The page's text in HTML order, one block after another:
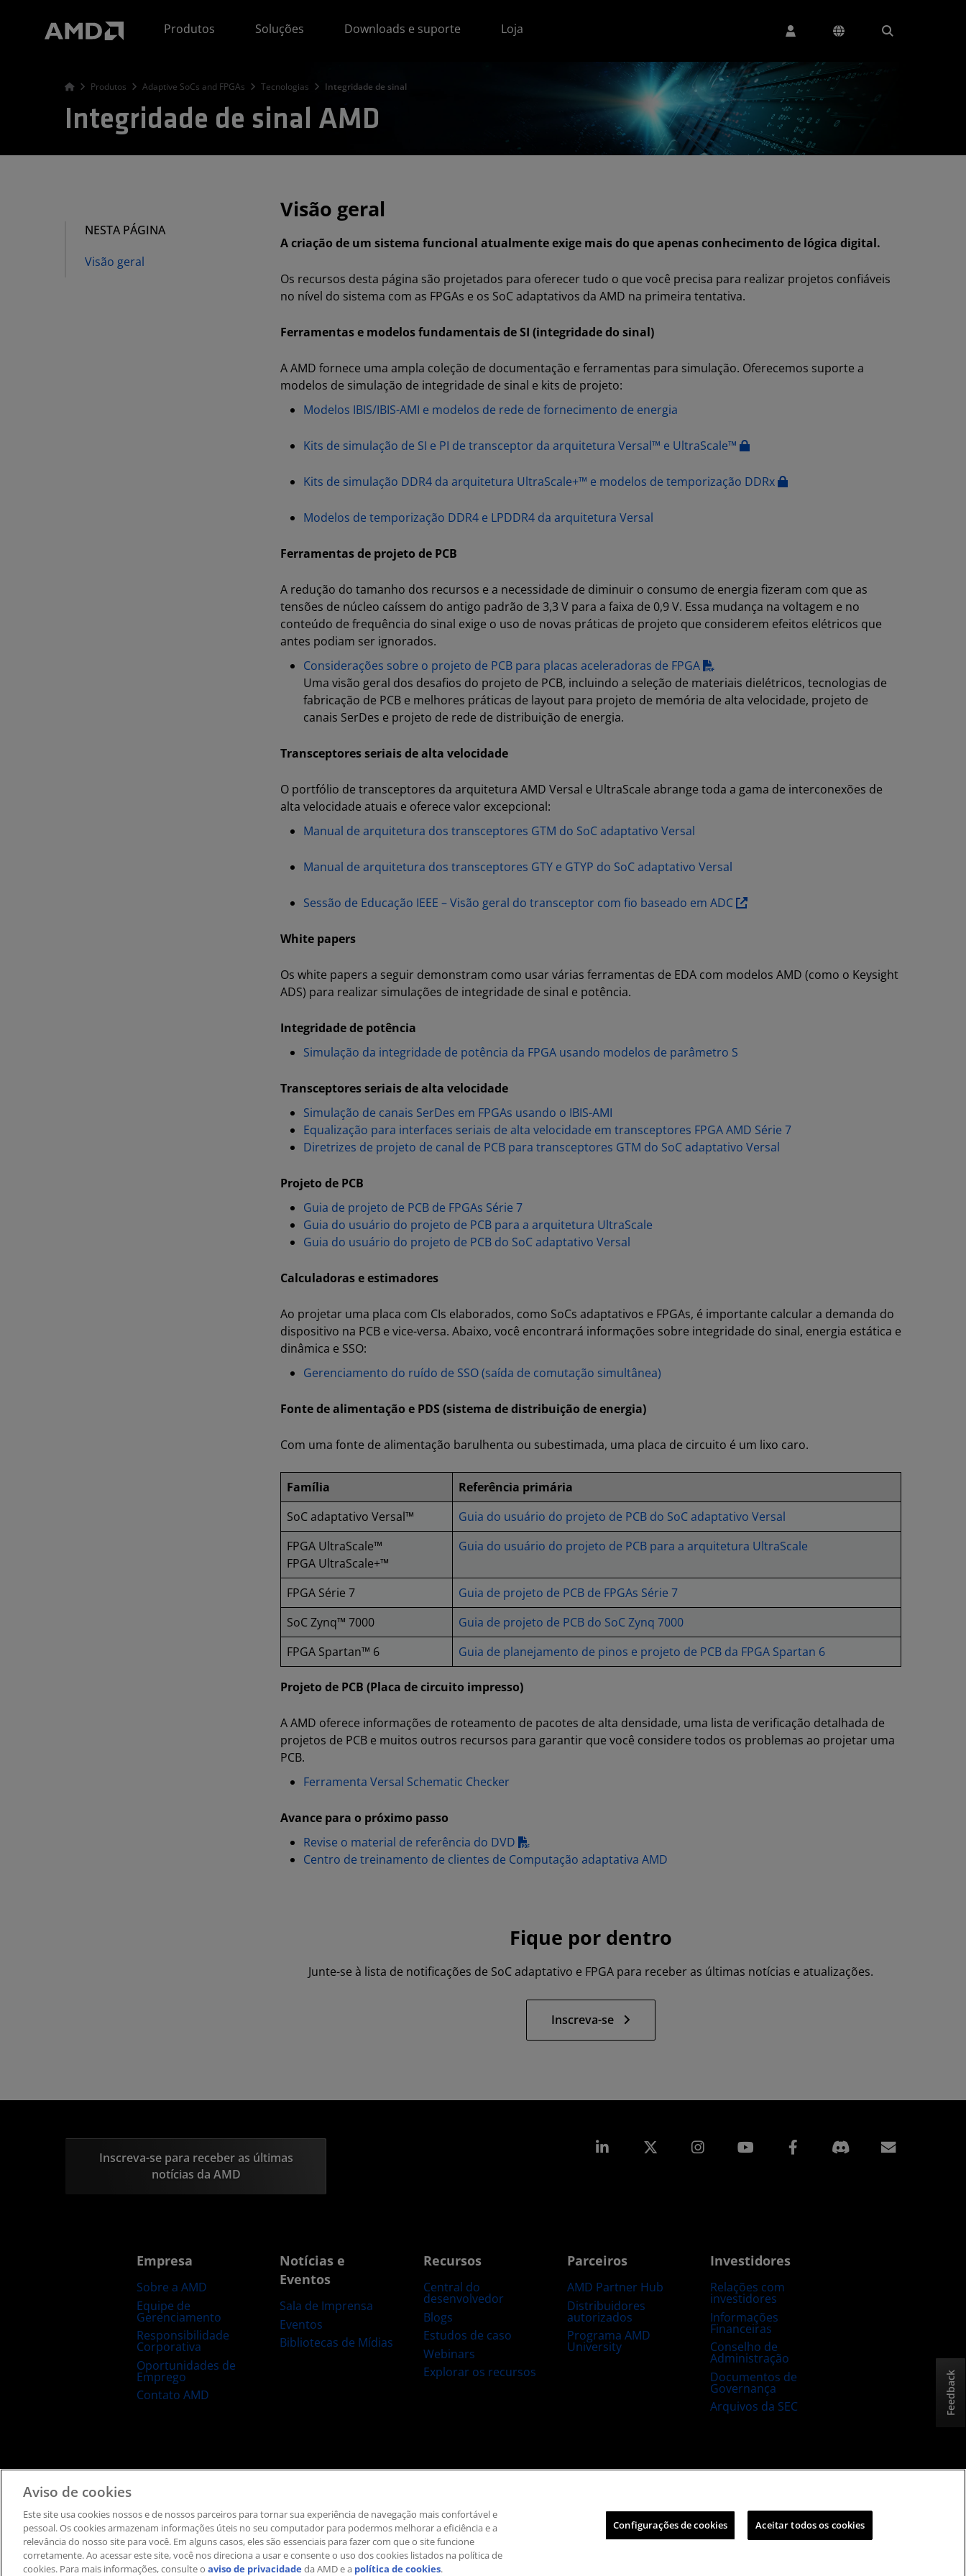
Produtos
Soluções Downloads e suporte Loja
Produtos Adaptive SoCs and FPGAs Tecnologias Integridade de sinal
Integridade de sinal AMD
NESTA PÁGINA
Visão geral
Visão geral
A criação de um sistema funcional atualmente exige mais do que apenas conhecimento de lógica digital.
Os recursos desta página são projetados para oferecer tudo o que você precisa para realizar projetos confiáveis
no nível do sistema com as FPGAs e os SoC adaptativos da AMD na primeira tentativa.
Ferramentas e modelos fundamentais de SI (integridade do sinal)
A AMD fornece uma ampla coleção de documentação e ferramentas para simulação. Oferecemos suporte a
modelos de simulação de integridade de sinal e kits de projeto:
Modelos IBIS/IBIS-AMI e modelos de rede de fornecimento de energia
Kits de simulação de SI e PI de transceptor da arquitetura Versal™ e UltraScale™
Kits de simulação DDR4 da arquitetura UltraScale+™ e modelos de temporização DDRx
Modelos de temporização DDR4 e LPDDR4 da arquitetura Versal
Ferramentas de projeto de PCB
A redução do tamanho dos recursos e a necessidade de diminuir o consumo de energia fizeram com que as
tensões de núcleo caíssem do antigo padrão de 3,3 V para a faixa de 0,9 V. Essa mudança na voltagem e no
conteúdo de frequência do sinal exige o uso de novas práticas de projeto que considerem efeitos elétricos que
antes podiam ser ignorados.
Considerações sobre o projeto de PCB para placas aceleradoras de FPGA
Uma visão geral dos desafios do projeto de PCB, incluindo a seleção de materiais dielétricos, tecnologias de
fabricação de PCB e melhores práticas de layout para projeto de memória de alta velocidade, projeto de
canais SerDes e projeto de rede de distribuição de energia.
Transceptores seriais de alta velocidade
O portfólio de transceptores da arquitetura AMD Versal e UltraScale abrange toda a gama de interconexões de
alta velocidade atuais e oferece valor excepcional:
Manual de arquitetura dos transceptores GTM do SoC adaptativo Versal
Manual de arquitetura dos transceptores GTY e GTYP do SoC adaptativo Versal
Sessão de Educação IEEE – Visão geral do transceptor com fio baseado em ADC
White papers
Os white papers a seguir demonstram como usar várias ferramentas de EDA com modelos AMD (como o Keysight
ADS) para realizar simulações de integridade de sinal e potência.
Integridade de potência
Simulação da integridade de potência da FPGA usando modelos de parâmetro S
Transceptores seriais de alta velocidade
Simulação de canais SerDes em FPGAs usando o IBIS-AMI
Equalização para interfaces seriais de alta velocidade em transceptores FPGA AMD Série 7
Diretrizes de projeto de canal de PCB para transceptores GTM do SoC adaptativo Versal
Projeto de PCB
Guia de projeto de PCB de FPGAs Série 7
Guia do usuário do projeto de PCB para a arquitetura UltraScale
Guia do usuário do projeto de PCB do SoC adaptativo Versal
Calculadoras e estimadores
Ao projetar uma placa com CIs elaborados, como SoCs adaptativos e FPGAs, é importante calcular a demanda do
dispositivo na PCB e vice-versa. Abaixo, você encontrará informações sobre integridade do sinal, energia estática e
dinâmica e SSO:
Gerenciamento do ruído de SSO (saída de comutação simultânea)
Fonte de alimentação e PDS (sistema de distribuição de energia)
Com uma fonte de alimentação barulhenta ou subestimada, uma placa de circuito é um lixo caro.
Família
Referência primária
SoC adaptativo Versal™
Guia do usuário do projeto de PCB do SoC adaptativo Versal
FPGA UltraScale™
FPGA UltraScale+™
Guia do usuário do projeto de PCB para a arquitetura UltraScale
FPGA Série 7
Guia de projeto de PCB de FPGAs Série 7
SoC Zynq™ 7000
Guia de projeto de PCB do SoC Zynq 7000
FPGA Spartan™ 6
Guia de planejamento de pinos e projeto de PCB da FPGA Spartan 6
Projeto de PCB (Placa de circuito impresso)
A AMD oferece informações de roteamento de pacotes de alta densidade, uma lista de verificação detalhada de
projetos de PCB e muitos outros recursos para garantir que você considere todos os problemas ao projetar uma
PCB.
Ferramenta Versal Schematic Checker
Avance para o próximo passo
Revise o material de referência do DVD
Centro de treinamento de clientes de Computação adaptativa AMD
Fique por dentro
Junte-se à lista de notificações de SoC adaptativo e FPGA para receber as últimas notícias e atualizações.
Inscreva-se
Inscreva-se para receber as últimas
notícias da AMD
Linkedin Instagram Facebook
Empresa
Sobre a AMD
Equipe de
Gerenciamento
Responsibilidade
Corporativa
Oportunidades de
Emprego
Contato AMD
Notícias e
Eventos
Sala de Imprensa
Eventos
Bibliotecas de Mídias
Recursos
Central do
desenvolvedor
Blogs
Estudos de caso
Webinars
Explorar os recursos
Parceiros
AMD Partner Hub
Distribuidores
autorizados
Programa AMD
University
Investidores
Relações com
investidores
Informações
Financeiras
Conselho de
Administração
Documentos de
Governança
Arquivos da SEC
Termos e Condições
© 2026 Advanced Micro Devices, Inc.
Feedback
Aviso de cookies
Este site usa cookies nossos e de nossos parceiros ​para tornar sua experiência de navegação mais confortável e
pessoal. ​Os cookies armazenam informações úteis no seu computador para podermos melhorar a eficiência e a
relevância do nosso site para você. Em alguns casos, eles são essenciais para fazer com que o site funcione
corretamente. Ao acessar este site, você nos direciona a usar e consente o uso dos cookies listados na política de
cookies. Para mais informações, consulte o aviso de privacidadeda AMD e a política de cookies.
Configurações de cookies Aceitar todos os cookies